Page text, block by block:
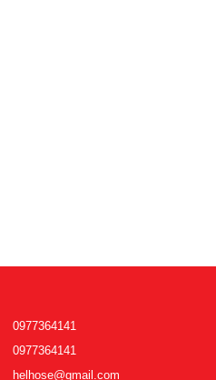
0977364141
0977364141
helhose@gmail.com